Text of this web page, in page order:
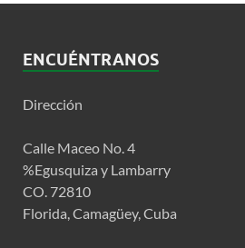
ENCUÉNTRANOS
Dirección
Calle Maceo No. 4
%Egusquiza y Lambarry
CO. 72810
Florida, Camagüey, Cuba